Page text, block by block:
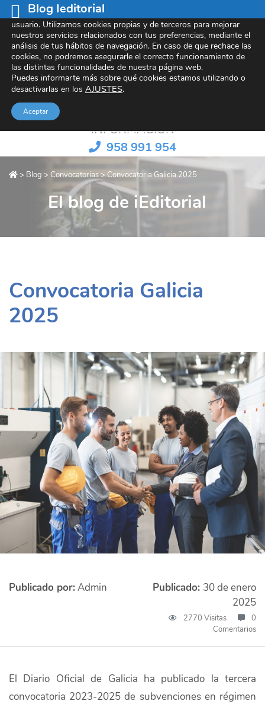
Referentes en contenido e-learning
INFORMACIÓN
958 991 954
> Blog > Convocatorias>Convocatoria Galicia 2025
El blog de iEditorial
Convocatoria Galicia
2025
Publicado por:Admin Publicado: 30 de enero
2025
2770 Visitas
0
Comentarios
El Diario Oficial de Galicia ha publicado la tercera
convocatoria 2023-2025 de subvenciones en régimen
Este sitio web utiliza cookies para mejorar tu experiencia de
usuario. Utilizamos cookies propias y de terceros para mejorar
nuestros servicios relacionados con tus preferencias, mediante el
análisis de tus hábitos de navegación. En caso de que rechace las
cookies, no podremos asegurarle el correcto funcionamiento de
las distintas funcionalidades de nuestra página web.
Puedes informarte más sobre qué cookies estamos utilizando o
desactivarlas en los AJUSTES.
Aceptar
Blog Ieditorial